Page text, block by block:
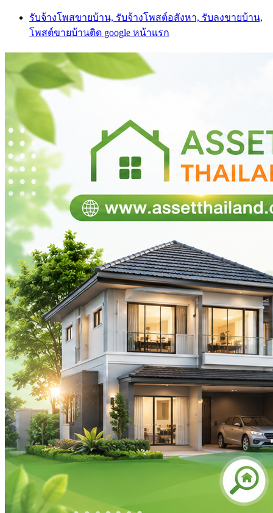
Skip
content
รับจ้างโพสขายบ้าน, รับจ้างโพสต์อสังหา, รับลงขายบ้าน,
โพสต์ขายบ้านติด google หน้าแรก